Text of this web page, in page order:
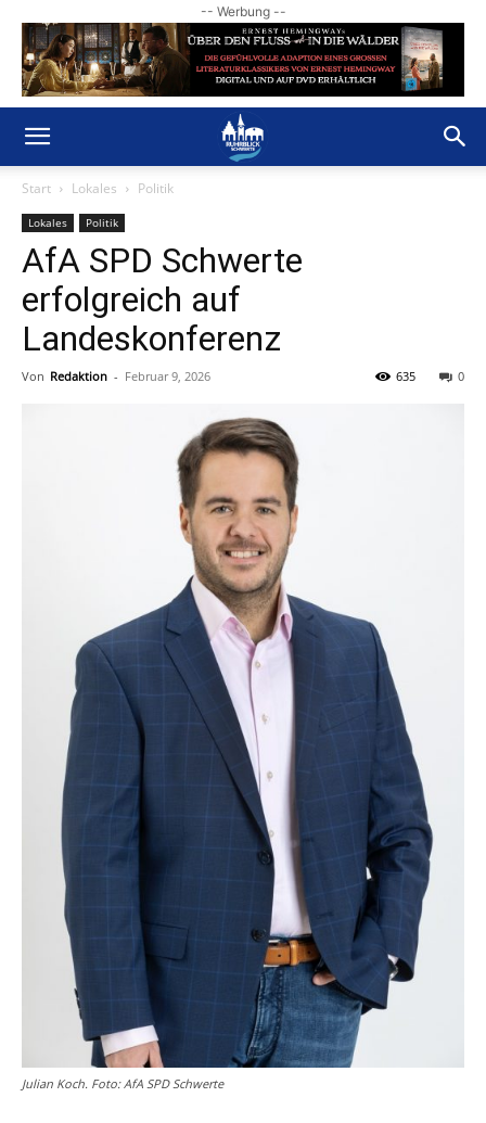
-- Werbung --
Start Lokales Politik
Lokales Politik
AfA SPD Schwerte
erfolgreich auf
Landeskonferenz
Von Redaktion - Februar 9, 2026 0
635
Julian Koch. Foto: AfA SPD Schwerte